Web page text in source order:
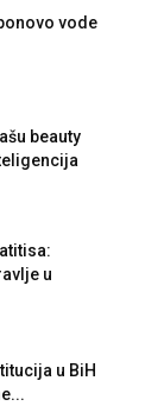
vode
beauty
u
u BiH